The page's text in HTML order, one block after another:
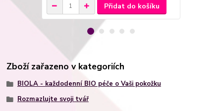
Přidat do košíku
Zboží zařazeno v kategoriích
BIOLA - každodenní BIO péče o Vaši pokožku
Rozmazlujte svoji tvář